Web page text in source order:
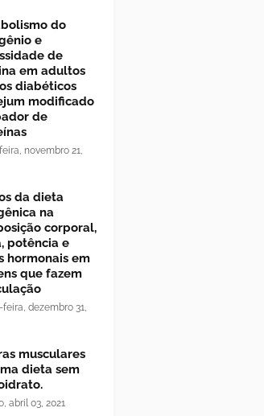
do
e
de
em adultos
diabéticos
modificado
de
novembro 21,
da dieta
na
corporal,
potência e
hormonais em
que fazem
dezembro 31,
musculares
dieta sem
abril 03, 2021